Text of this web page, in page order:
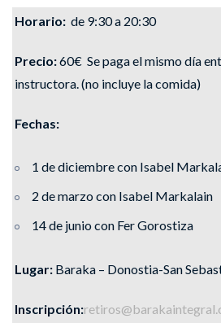
Horario: de 9:30 a 20:30
Precio:60€ Se paga el mismo día
instructora. (no incluye la comida)
Fechas:
1 de diciembre con Isabel
2 de marzo con Isabel Markalain
14 de junio con Fer Gorostiza
Lugar: Baraka – Donostia-San
Inscripción: